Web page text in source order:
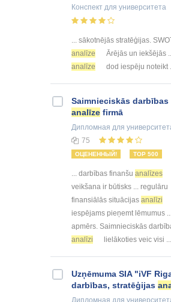
Конспект для университета
... sākotnējās stratēģijas.
analīze
Ārējās un iekšējās
analīze
dod iespēju noteikt ...
Saimnieciskās darbības
analīze firmā
Дипломная для
75
ОЦЕНЕННЫЙ! TOP 500
... darbības finanšu analīzes
veikšana ir būtisks ... regulāru
finansiālās situācijas analīzi
iespējams pieņemt lēmumus
apmērs. Saimnieciskās
analīzi
lielākoties veic visi ...
Uzņēmuma SIA "iVF
darbības, stratēģijas